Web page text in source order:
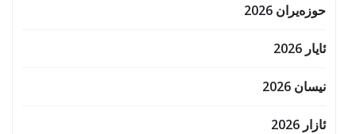
حوزه‌یران 2026
ئایار 2026
نیسان 2026
ئازار 2026